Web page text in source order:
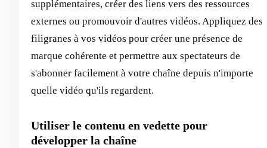
supplémentaires, créer des liens vers des ressources
externes ou promouvoir d'autres vidéos. Appliquez des
filigranes à vos vidéos pour créer une présence de
marque cohérente et permettre aux spectateurs de
s'abonner facilement à votre chaîne depuis n'importe
quelle vidéo qu'ils regardent.
Utiliser le contenu en vedette pour
développer la chaîne